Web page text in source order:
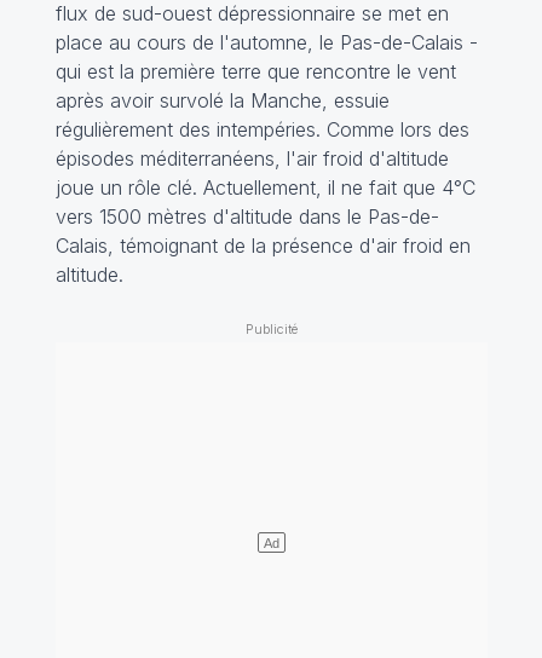
flux de sud-ouest dépressionnaire se met en
place au cours de l'automne, le Pas-de-Calais -
qui est la première terre que rencontre le vent
après avoir survolé la Manche, essuie
régulièrement des intempéries. Comme lors des
épisodes méditerranéens, l'air froid d'altitude
joue un rôle clé. Actuellement, il ne fait que 4°C
vers 1500 mètres d'altitude dans le Pas-de-
Calais, témoignant de la présence d'air froid en
altitude.